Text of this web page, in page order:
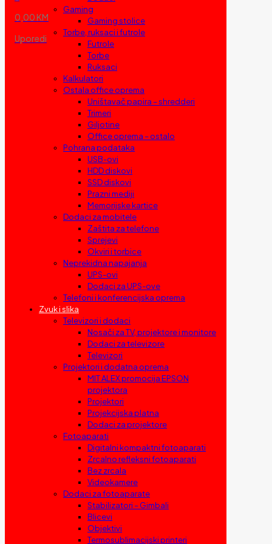
0,00 KM
Uporedi
Gaming
Gaming stolice
Torbe, ruksaci i futrole
Futrole
Torbe
Ruksaci
Kalkulatori
Ostala office oprema
Uništavač papira – shredderi
Trimeri
Giljotine
Office oprema – ostalo
Pohrana podataka
USB-ovi
HDD diskovi
SSD diskovi
Prazni mediji
Memorijske kartice
Dodaci za mobitele
Zaštita za telefone
Sprejevi
Okviri i torbice
Neprekidna napajanja
UPS-ovi
Dodaci za UPS-ove
Telefoni i konferencijska oprema
Zvuk i slika
Televizori i dodaci
Nosači za TV, projektore i monitore
Dodaci za televizore
Televizori
Projektori i dodatna oprema
MIT ALEX promocija EPSON
projektora
Projektori
Projekcijska platna
Dodaci za projektore
Fotoaparati
Digitalni kompaktni fotoaparati
Zrcalno refleksni fotoaparati
Bez zrcala
Videokamere
Dodaci za fotoaparate
Stabilizatori – Gimbali
Blicevi
Objektivi
Termosublimacijski printeri